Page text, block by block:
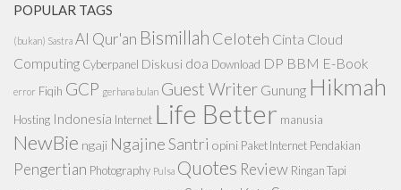
POPULAR TAGS
(bukan) Sastra Al Qur'an Bismillah Celoteh Cinta Cloud
Computing Cyberpanel Diskusi doa Download DP BBM E-Book
error Fiqih GCP gerhana bulan Guest Writer Gunung Hikmah
Hosting Indonesia Internet Life Better manusia
NewBie ngaji Ngajine Santri opini Paket Internet Pendakian
Pengertian Photography Pulsa Quotes Review Ringan Tapi